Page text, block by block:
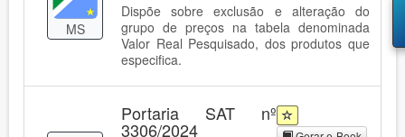
MS
Dispõe sobre exclusão e alteração do
grupo de preços na tabela denominada
Valor Real Pesquisado, dos produtos que
especifica.
Portaria SAT nº
3306/2024